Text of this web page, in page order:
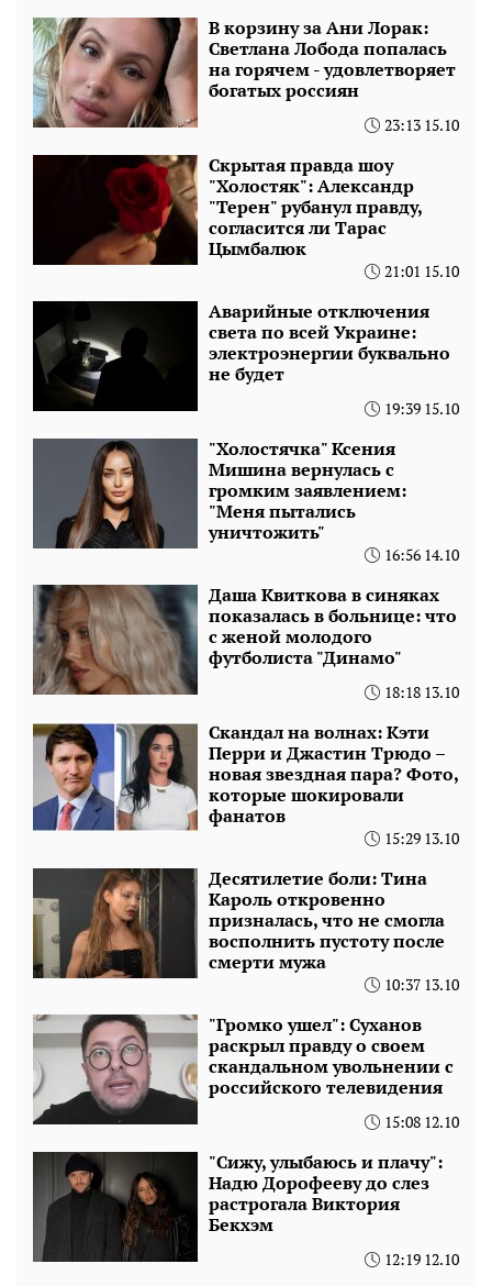
В корзину за Ани Лорак:
Светлана Лобода попалась
на горячем - удовлетворяет
богатых россиян
23:13 15.10
Скрытая правда шоу
"Холостяк": Александр
"Терен" рубанул правду,
согласится ли Тарас
Цымбалюк
21:01 15.10
Аварийные отключения
света по всей Украине:
электроэнергии буквально
не будет
19:39 15.10
"Холостячка" Ксения
Мишина вернулась с
громким заявлением:
"Меня пытались
уничтожить"
16:56 14.10
Даша Квиткова в синяках
показалась в больнице: что
с женой молодого
футболиста "Динамо"
18:18 13.10
Скандал на волнах: Кэти
Перри и Джастин Трюдо –
новая звездная пара? Фото,
которые шокировали
фанатов
15:29 13.10
Десятилетие боли: Тина
Кароль откровенно
призналась, что не смогла
восполнить пустоту после
смерти мужа
10:37 13.10
"Громко ушел": Суханов
раскрыл правду о своем
скандальном увольнении с
российского телевидения
15:08 12.10
"Сижу, улыбаюсь и плачу":
Надю Дорофееву до слез
растрогала Виктория
Бекхэм
12:19 12.10